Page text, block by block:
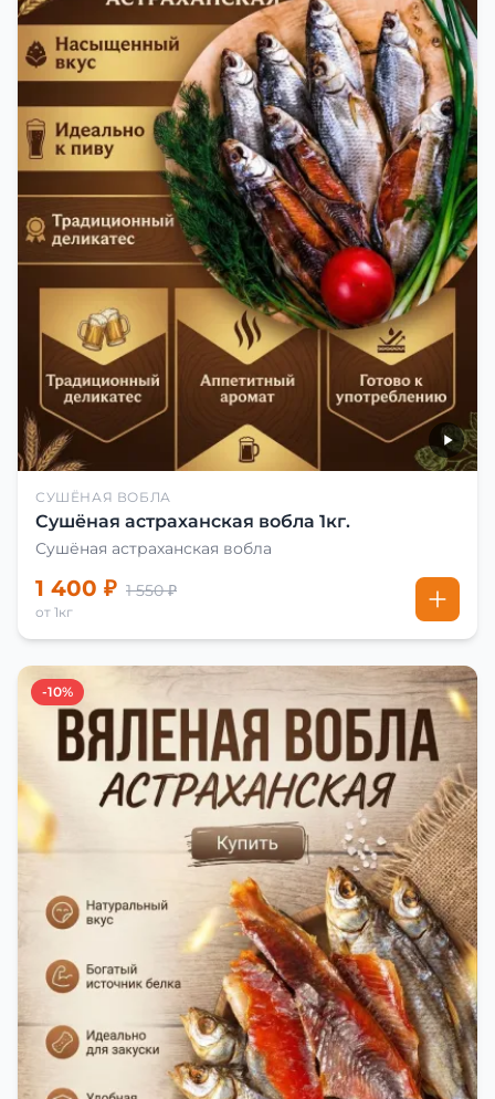
СУШЁНАЯ ВОБЛА
Сушёная астраханская вобла 1кг.
Сушёная астраханская вобла
1 400 ₽ 1 550 ₽
от 1кг
-10%